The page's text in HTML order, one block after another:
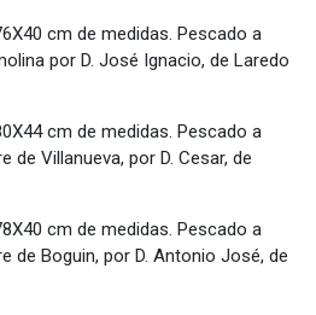
cm de medidas. Pescado a
por D. José Ignacio, de Laredo
cm de medidas. Pescado a
de Villanueva, por D. Cesar, de
cm de medidas. Pescado a
de Boguin, por D. Antonio José, de